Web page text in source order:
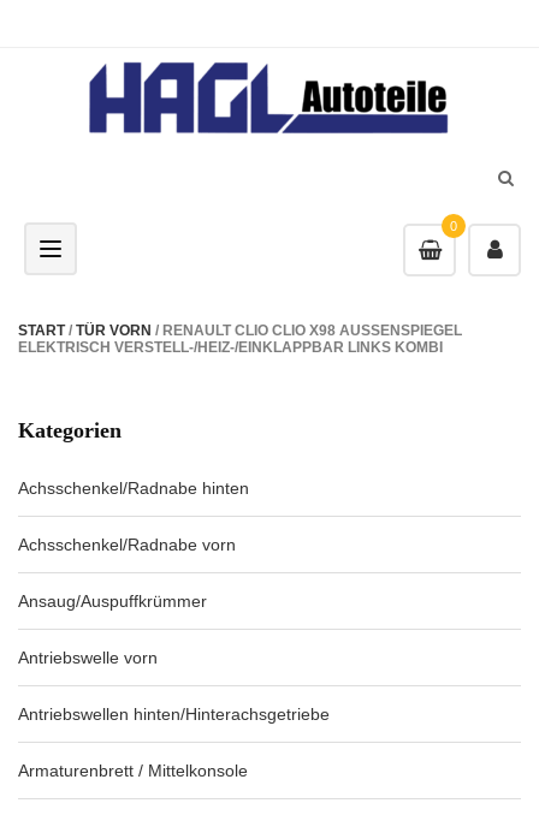
0
Toggle navigation
START/ TÜR VORN / RENAULT CLIO CLIO X98 AUSSENSPIEGEL
ELEKTRISCH VERSTELL-/HEIZ-/EINKLAPPBAR LINKS KOMBI
Kategorien
Achsschenkel/Radnabe hinten
Achsschenkel/Radnabe vorn
Ansaug/Auspuffkrümmer
Antriebswelle vorn
Antriebswellen hinten/Hinterachsgetriebe
Armaturenbrett / Mittelkonsole